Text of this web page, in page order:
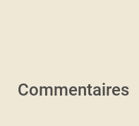
Commentaires